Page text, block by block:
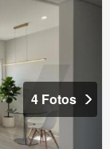
4 Fotos